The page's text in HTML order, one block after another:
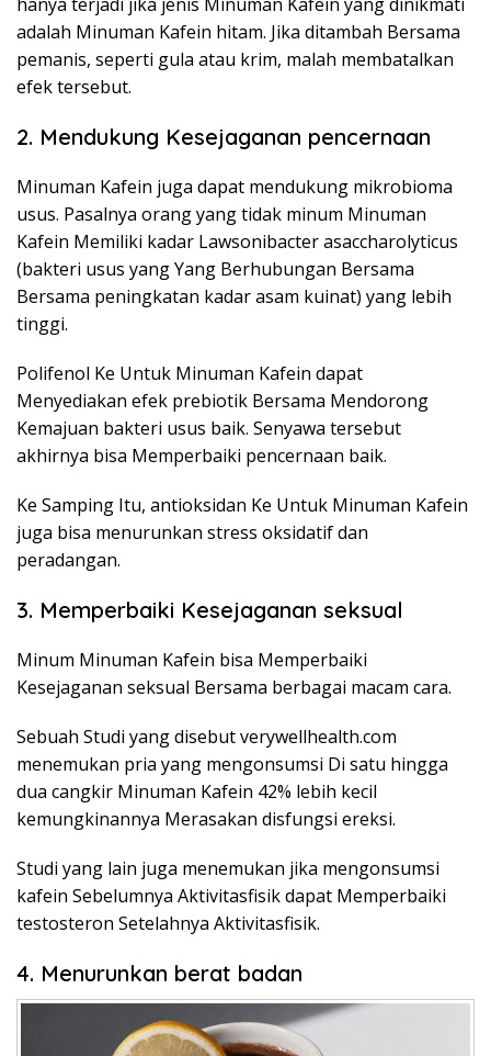
adalah Minuman Kafein hitam. Jika ditambah Bersama
pemanis, seperti gula atau krim, malah membatalkan
efek tersebut.
2. Mendukung Kesejaganan pencernaan
Minuman Kafein juga dapat mendukung mikrobioma
usus. Pasalnya orang yang tidak minum Minuman
Kafein Memiliki kadar Lawsonibacter asaccharolyticus
(bakteri usus yang Yang Berhubungan Bersama
Bersama peningkatan kadar asam kuinat) yang lebih
tinggi.
Polifenol Ke Untuk Minuman Kafein dapat
Menyediakan efek prebiotik Bersama Mendorong
Kemajuan bakteri usus baik. Senyawa tersebut
akhirnya bisa Memperbaiki pencernaan baik.
Ke Samping Itu, antioksidan Ke Untuk Minuman Kafein
juga bisa menurunkan stress oksidatif dan
peradangan.
3. Memperbaiki Kesejaganan seksual
Minum Minuman Kafein bisa Memperbaiki
Kesejaganan seksual Bersama berbagai macam cara.
Sebuah Studi yang disebut verywellhealth.com
menemukan pria yang mengonsumsi Di satu hingga
dua cangkir Minuman Kafein 42% lebih kecil
kemungkinannya Merasakan disfungsi ereksi.
Studi yang lain juga menemukan jika mengonsumsi
kafein Sebelumnya Aktivitasfisik dapat Memperbaiki
testosteron Setelahnya Aktivitasfisik.
4. Menurunkan berat badan